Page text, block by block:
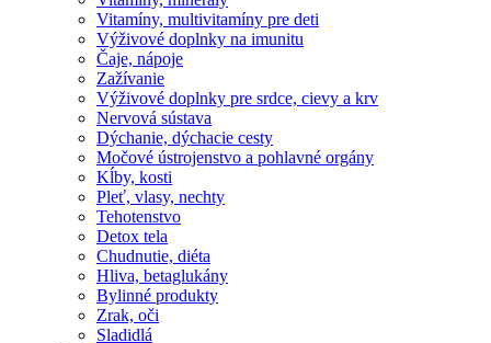
Vitamíny, multivitamíny pre deti
Výživové doplnky na imunitu
Čaje, nápoje
Zažívanie
Výživové doplnky pre srdce, cievy a krv
Nervová sústava
Dýchanie, dýchacie cesty
Močové ústrojenstvo a pohlavné orgány
Kĺby, kosti
Pleť, vlasy, nechty
Tehotenstvo
Detox tela
Chudnutie, diéta
Hliva, betaglukány
Bylinné produkty
Zrak, oči
Sladidlá